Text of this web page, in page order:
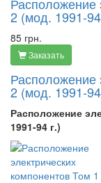
2 (мод. 1991-
85 грн.
Заказать
Расположение
2 (мод. 1991-
Расположение
1991-94 г.)